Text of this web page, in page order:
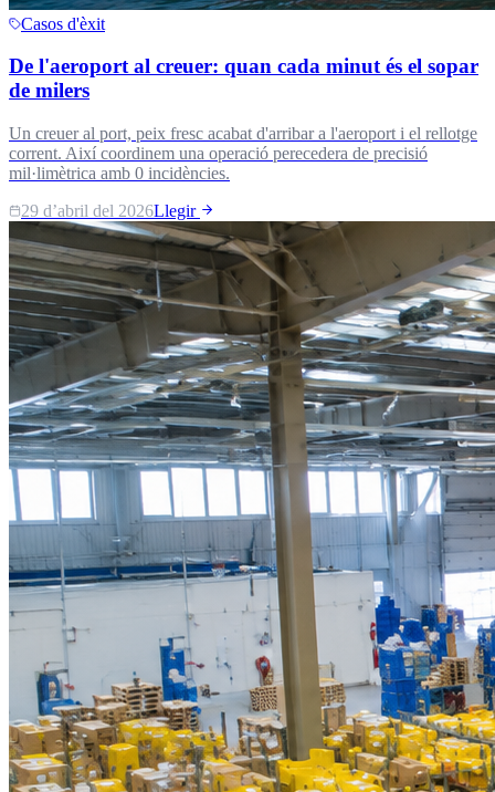
Casos d'èxit
De l'aeroport al creuer: quan cada minut és el sopar
de milers
Un creuer al port, peix fresc acabat d'arribar a l'aeroport i el rellotge
corrent. Així coordinem una operació perecedera de precisió
mil·limètrica amb 0 incidències.
29 d’abril del 2026Llegir